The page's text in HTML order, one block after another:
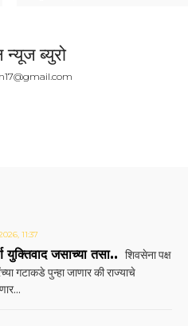
ब्युरो
11:37
युक्तिवाद जसाच्या तसा.. शिवसेना पक्ष
गटाकडे पुन्हा जाणार की राज्याचे